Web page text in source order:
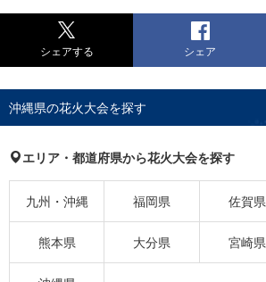
シェアする シェア
沖縄県の花火大会を探す
エリア・都道府県から花火大会を探す
九州・沖縄 福岡県 佐賀県
熊本県 大分県 宮崎県